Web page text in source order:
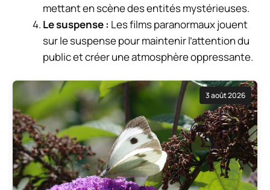
mettant en scène des entités mystérieuses.
Le suspense : Les films paranormaux jouent
sur le suspense pour maintenir l’attention du
public et créer une atmosphère oppressante.
3 août 2026